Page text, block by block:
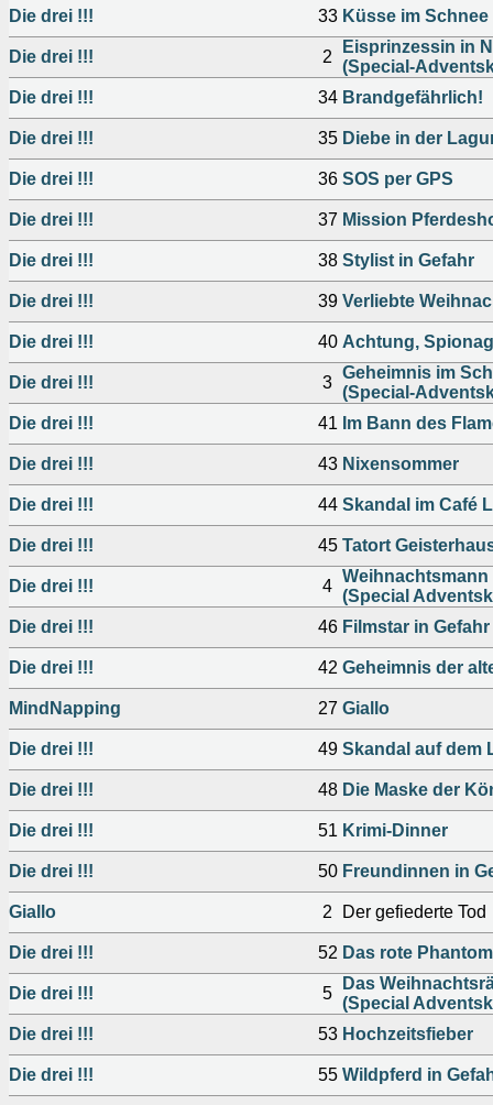
Die drei !!! 33 Küsse im Schnee
Die drei !!! 2
Eisprinzessin in
(Special-
Die drei !!!
34 Brandgefährlich!
Die drei !!! 35 Diebe in der
Die drei !!! 36 SOS per GPS
Die drei !!! 37 Mission
Die drei !!! 38 Stylist in Gefahr
Die drei !!! 39 Verliebte
Die drei !!! 40 Achtung,
Die drei !!! 3
Geheimnis im
(Special-
Die drei !!!
41 Im Bann des
Die drei !!! 43 Nixensommer
Die drei !!! 44 Skandal im Café
Die drei !!! 45 Tatort
Die drei !!! 4
(Special
Die drei !!!
46 Filmstar in Gefahr
Die drei !!! 42 Geheimnis der
MindNapping 27 Giallo
Die drei !!! 49 Skandal auf dem
Die drei !!! 48 Die Maske der
Die drei !!! 51 Krimi-Dinner
Die drei !!! 50 Freundinnen in
Giallo 2 Der gefiederte Tod
Die drei !!! 52 Das rote Phantom
Die drei !!! 5
Das
(Special
Die drei !!!
53 Hochzeitsfieber
Die drei !!! 55 Wildpferd in